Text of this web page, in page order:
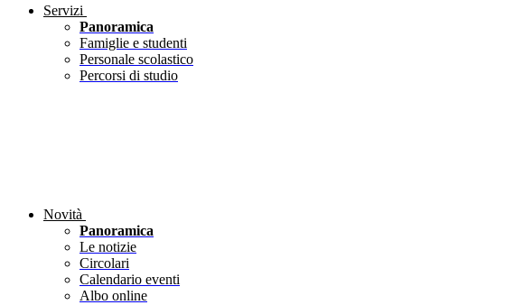
Servizi
Panoramica
Famiglie e studenti
Personale scolastico
Percorsi di studio
Novità
Panoramica
Le notizie
Circolari
Calendario eventi
Albo online